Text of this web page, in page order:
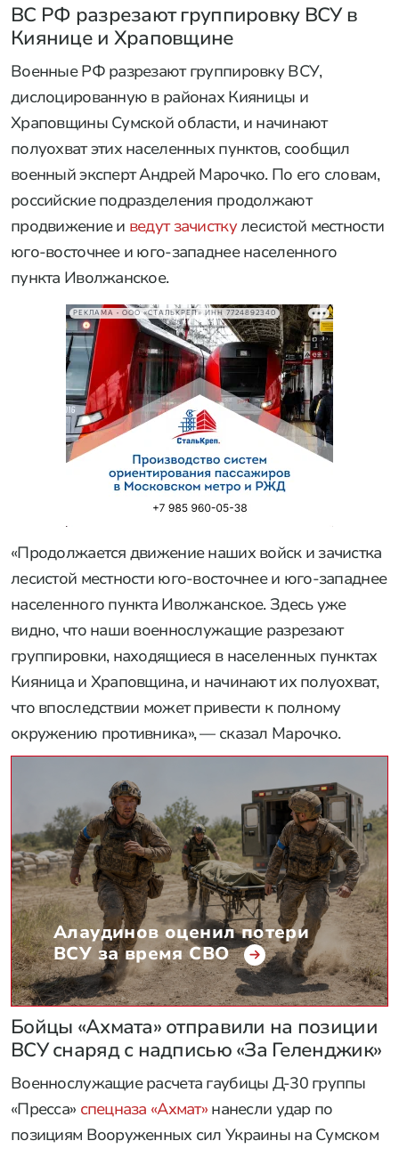
ВС РФ разрезают группировку ВСУ в
Киянице и Храповщине
Военные РФ разрезают группировку ВСУ,
дислоцированную в районах Кияницы и
Храповщины Сумской области, и начинают
полуохват этих населенных пунктов, сообщил
военный эксперт Андрей Марочко. По его словам,
российские подразделения продолжают
продвижение и ведут зачисткулесистой местности
юго-восточнее и юго-западнее населенного
пункта Иволжанское.
РЕКЛАМА • ООО «СТАЛЬКРЕП» ИНН 7724892340
«Продолжается движение наших войск и зачистка
лесистой местности юго-восточнее и юго-западнее
населенного пункта Иволжанское. Здесь уже
видно, что наши военнослужащие разрезают
группировки, находящиеся в населенных пунктах
Кияница и Храповщина, и начинают их полуохват,
что впоследствии может привести к полному
окружению противника», — сказал Марочко.
Алаудинов оценил потери
ВСУ за время СВО
Бойцы «Ахмата» отправили на позиции
ВСУ снаряд с надписью «За Геленджик»
Военнослужащие расчета гаубицы Д-30 группы
«Пресса» спецназа «Ахмат» нанесли удар по
позициям Вооруженных сил Украины на Сумском